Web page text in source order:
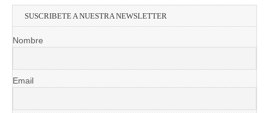
SUSCRIBETE A NUESTRA NEWSLETTER
Nombre
Email